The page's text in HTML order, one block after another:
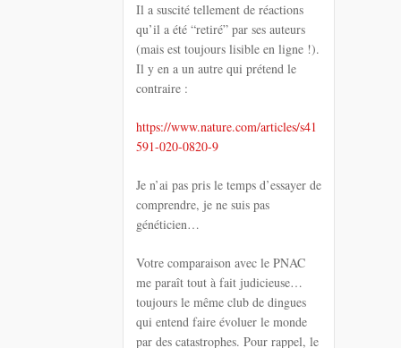
Il a suscité tellement de réactions
qu’il a été “retiré” par ses auteurs
(mais est toujours lisible en ligne !).
Il y en a un autre qui prétend le
contraire :
https://www.nature.com/articles/s41
591-020-0820-9
Je n’ai pas pris le temps d’essayer de
comprendre, je ne suis pas
généticien…
Votre comparaison avec le PNAC
me paraît tout à fait judicieuse…
toujours le même club de dingues
qui entend faire évoluer le monde
par des catastrophes. Pour rappel, le